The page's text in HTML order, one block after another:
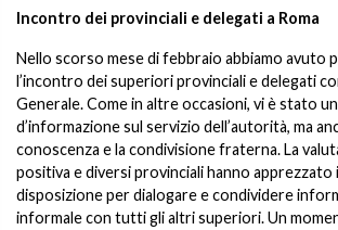
Incontro dei provinciali e delegati a Roma
Nello scorso mese di febbraio abbiamo avuto
l’incontro dei superiori provinciali e delegati
Generale. Come in altre occasioni, vi è stato
d’informazione sul servizio dell’autorità, ma
conoscenza e la condivisione fraterna. La
positiva e diversi provinciali hanno apprezzato
disposizione per dialogare e condividere
informale con tutti gli altri superiori. Un